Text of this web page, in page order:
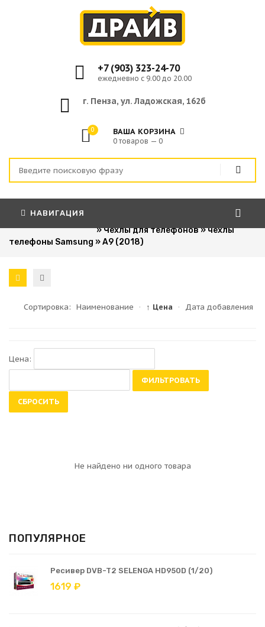
+7 (903) 323-24-70
ежедневно с 9.00 до 20.00
г. Пенза, ул. Ладожская, 162б
0 ВАША КОРЗИНА
0 товаров — 0
НАВИГАЦИЯ
Для сотовых телефонов
»Чехлы для телефонов»чехлы
телефоны Samsung »A9 (2018)
Сортировка: Наименование · ↑ Цена · Дата добавления
Цена:
ФИЛЬТРОВАТЬ
СБРОСИТЬ
Не найдено ни одного товара
ПОПУЛЯРНОЕ
Ресивер DVB-T2 SELENGA HD950D (1/20)
1619 ₽